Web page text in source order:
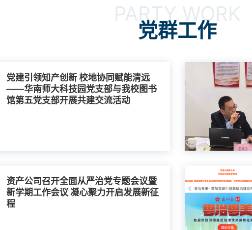
PARTY WORK
党群工作
党建引领知产创新 校地协同赋能清远
——华南师大科技园党支部与我校图书
馆第五党支部开展共建交流活动
资产公司召开全面从严治党专题会议暨
新学期工作会议 凝心聚力开启发展新征
程